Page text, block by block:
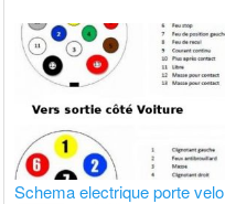
Schema electrique porte velo